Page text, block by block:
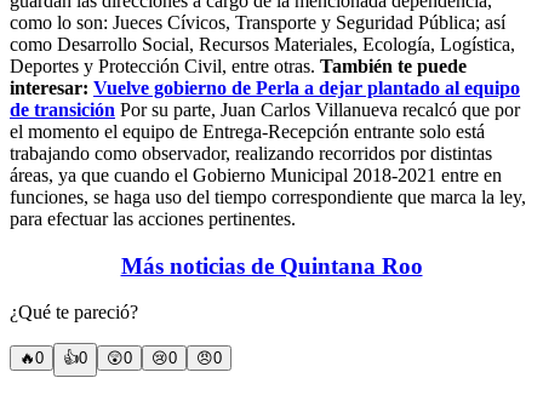
como lo son: Jueces Cívicos, Transporte y Seguridad Pública; así
como Desarrollo Social, Recursos Materiales, Ecología, Logística,
Deportes y Protección Civil, entre otras. También te puede
interesar: Vuelve gobierno de Perla a dejar plantado al equipo
de transición Por su parte, Juan Carlos Villanueva recalcó que por
el momento el equipo de Entrega-Recepción entrante solo está
trabajando como observador, realizando recorridos por distintas
áreas, ya que cuando el Gobierno Municipal 2018-2021 entre en
funciones, se haga uso del tiempo correspondiente que marca la ley,
para efectuar las acciones pertinentes.
Más noticias de Quintana Roo
¿Qué te pareció?
🔥0 👍0 😲0 😢0 😠0